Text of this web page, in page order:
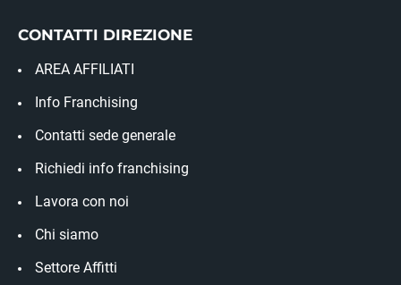
CONTATTI DIREZIONE
AREA AFFILIATI
Info Franchising
Contatti sede generale
Richiedi info franchising
Lavora con noi
Chi siamo
Settore Affitti